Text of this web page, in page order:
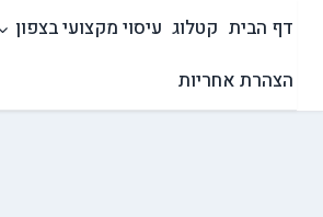
content
דף הבית קטלוג עיסוי מקצועי בצפון
הצהרת אחריות